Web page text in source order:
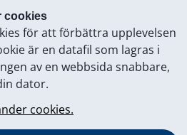
cookies
för att förbättra upplevelsen
är en datafil som lagras i
av en webbsida snabbare,
dator.
cookies.